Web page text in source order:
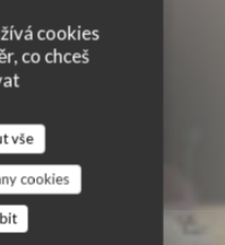
cookies
co chceš
vše
cookies